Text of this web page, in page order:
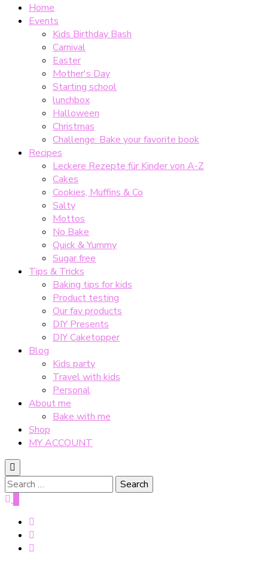
Home
Events
Kids Birthday Bash
Carnival
Easter
Mother's Day
Starting school
lunchbox
Halloween
Christmas
Challenge: Bake your favorite book
Recipes
Leckere Rezepte für Kinder von A-Z
Cakes
Cookies, Muffins & Co
Salty
Mottos
No Bake
Quick & Yummy
Sugar free
Tips & Tricks
Baking tips for kids
Product testing
Our fav products
DIY Presents
DIY Caketopper
Blog
Kids party
Travel with kids
Personal
About me
Bake with me
Shop
MY ACCOUNT
Search
for: